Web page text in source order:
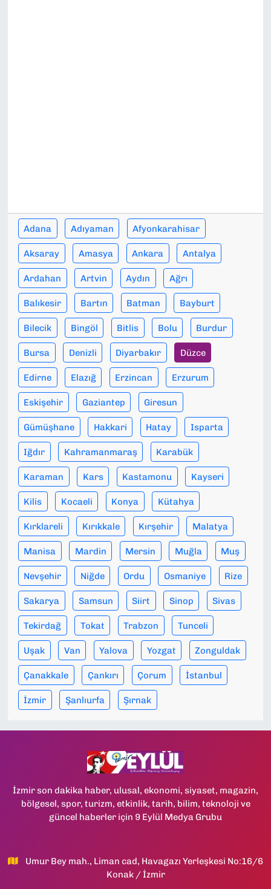
Adana Adıyaman Afyonkarahisar
Aksaray Amasya Ankara Antalya
Ardahan Artvin Aydın Ağrı
Balıkesir Bartın Batman Bayburt
Bilecik Bingöl Bitlis Bolu Burdur
Bursa Denizli Diyarbakır Düzce
Edirne Elazığ Erzincan Erzurum
Eskişehir Gaziantep Giresun
Gümüşhane Hakkari Hatay Isparta
Iğdır Kahramanmaraş Karabük
Karaman Kars Kastamonu Kayseri
Kilis Kocaeli Konya Kütahya
Kırklareli Kırıkkale Kırşehir Malatya
Manisa Mardin Mersin Muğla Muş
Nevşehir Niğde Ordu Osmaniye Rize
Sakarya Samsun Siirt Sinop Sivas
Tekirdağ Tokat Trabzon Tunceli
Uşak Van Yalova Yozgat Zonguldak
Çanakkale Çankırı Çorum İstanbul
İzmir Şanlıurfa Şırnak
İzmir son dakika haber, ulusal, ekonomi, siyaset, magazin,
bölgesel, spor, turizm, etkinlik, tarih, bilim, teknoloji ve
güncel haberler için 9 Eylül Medya Grubu
Umur Bey mah., Liman cad, Havagazı Yerleşkesi No:16/6
Konak / İzmir